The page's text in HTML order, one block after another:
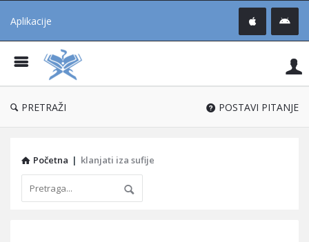
Aplikacije
®
PRETRAŽI POSTAVI PITANJE
Početna | klanjati iza sufije